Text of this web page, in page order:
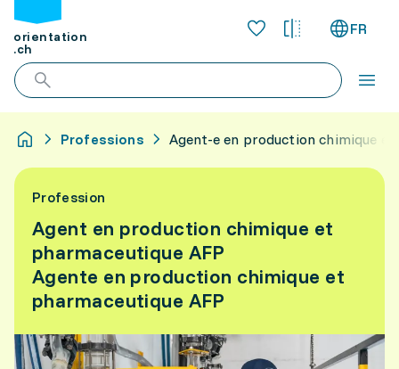
orientation
.ch
FR
Professions Agent-e en production chimique et
Profession
Agent en production chimique et
pharmaceutique AFP
Agente en production chimique et
pharmaceutique AFP